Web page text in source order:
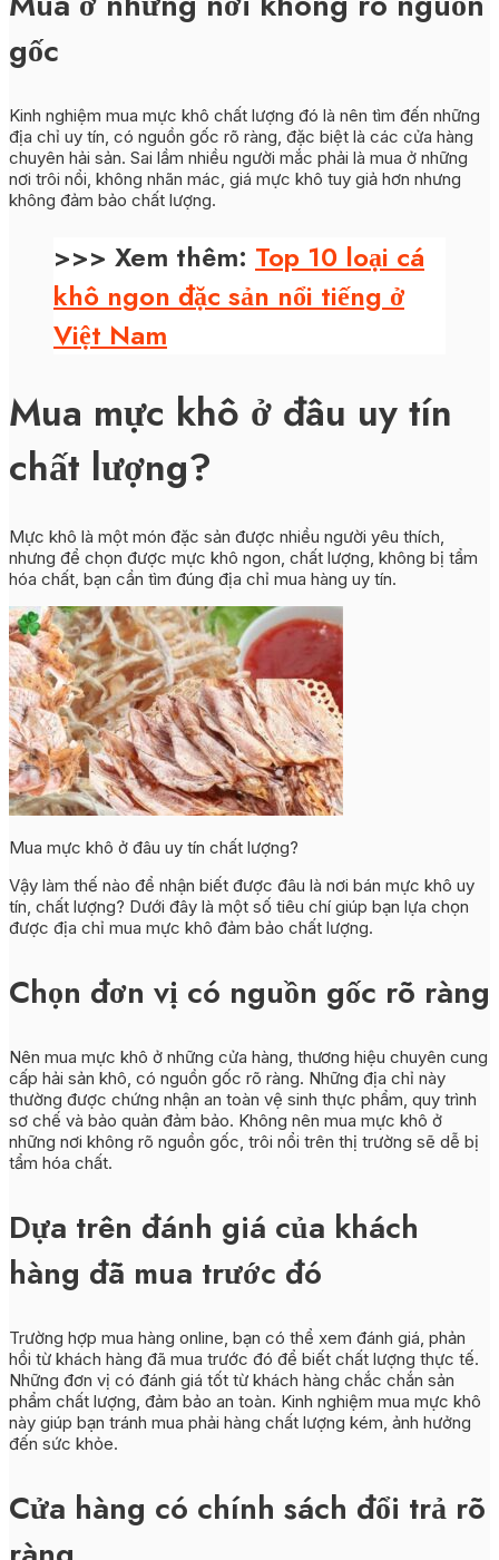
gốc
Kinh nghiệm mua mực khô chất lượng đó là nên tìm đến những
địa chỉ uy tín, có nguồn gốc rõ ràng, đặc biệt là các cửa hàng
chuyên hải sản. Sai lầm nhiều người mắc phải là mua ở những
nơi trôi nổi, không nhãn mác, giá mực khô tuy giả hơn nhưng
không đảm bảo chất lượng.
>>> Xem thêm: Top 10 loại cá
khô ngon đặc sản nổi tiếng ở
Việt Nam
Mua mực khô ở đâu uy tín
chất lượng?
Mực khô là một món đặc sản được nhiều người yêu thích,
nhưng để chọn được mực khô ngon, chất lượng, không bị tẩm
hóa chất, bạn cần tìm đúng địa chỉ mua hàng uy tín.
Mua mực khô ở đâu uy tín chất lượng?
Vậy làm thế nào để nhận biết được đâu là nơi bán mực khô uy
tín, chất lượng? Dưới đây là một số tiêu chí giúp bạn lựa chọn
được địa chỉ mua mực khô đảm bảo chất lượng.
Chọn đơn vị có nguồn gốc rõ ràng
Nên mua mực khô ở những cửa hàng, thương hiệu chuyên cung
cấp hải sản khô, có nguồn gốc rõ ràng. Những địa chỉ này
thường được chứng nhận an toàn vệ sinh thực phẩm, quy trình
sơ chế và bảo quản đảm bảo. Không nên mua mực khô ở
những nơi không rõ nguồn gốc, trôi nổi trên thị trường sẽ dễ bị
tẩm hóa chất.
Dựa trên đánh giá của khách
hàng đã mua trước đó
Trường hợp mua hàng online, bạn có thể xem đánh giá, phản
hồi từ khách hàng đã mua trước đó để biết chất lượng thực tế.
Những đơn vị có đánh giá tốt từ khách hàng chắc chắn sản
phẩm chất lượng, đảm bảo an toàn. Kinh nghiệm mua mực khô
này giúp bạn tránh mua phải hàng chất lượng kém, ảnh hưởng
đến sức khỏe.
Cửa hàng có chính sách đổi trả rõ